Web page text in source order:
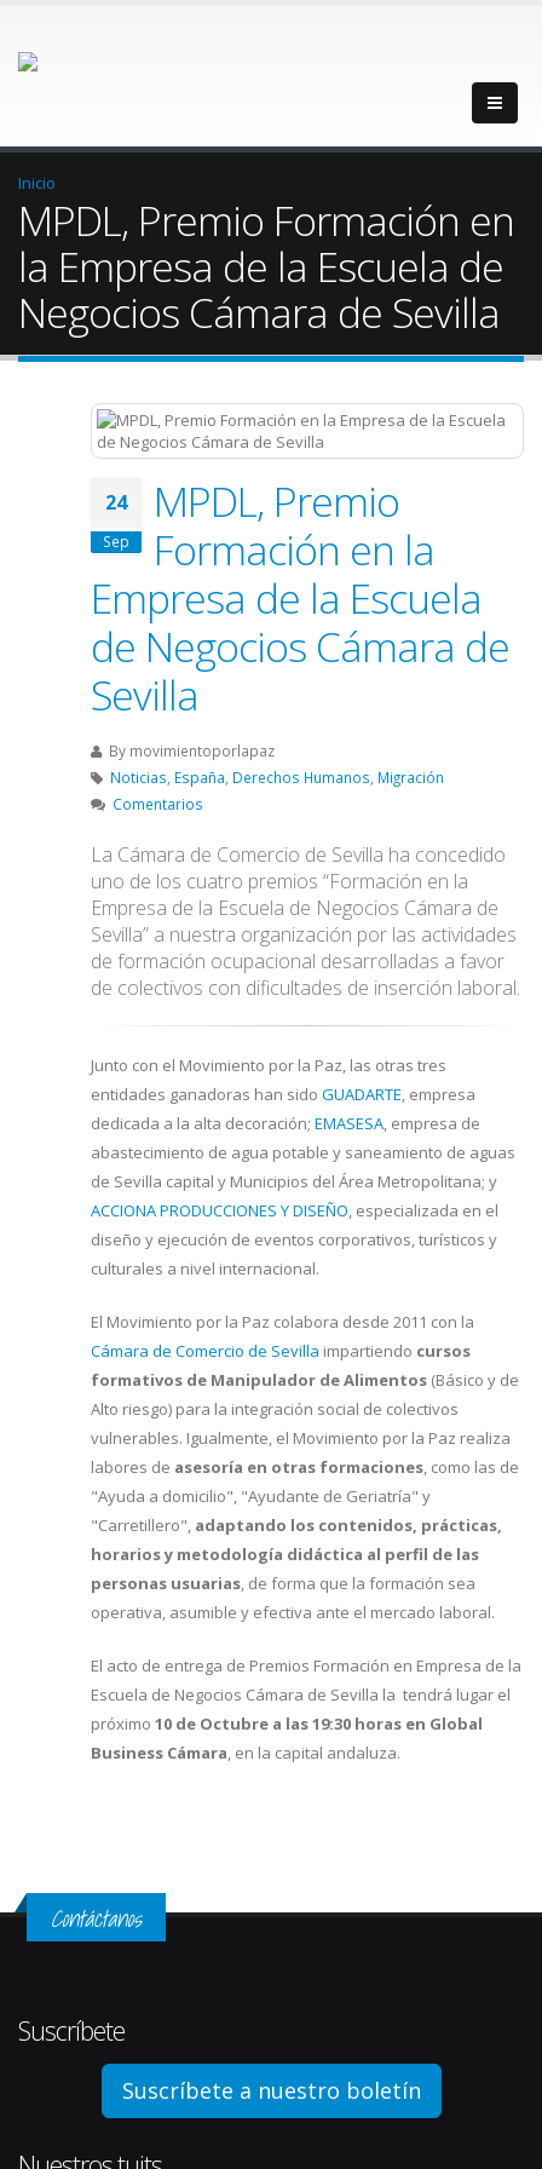
Inicio
MPDL, Premio Formación en
la Empresa de la Escuela de
Negocios Cámara de Sevilla
24
Sep
MPDL, Premio
Formación en la
Empresa de la Escuela
de Negocios Cámara de
Sevilla
By movimientoporlapaz
Noticias España Derechos Humanos Migración
Comentarios
La Cámara de Comercio de Sevilla ha concedido
uno de los cuatro premios “Formación en la
Empresa de la Escuela de Negocios Cámara de
Sevilla” a nuestra organización por las actividades
de formación ocupacional desarrolladas a favor
de colectivos con dificultades de inserción laboral.
Junto con el Movimiento por la Paz, las otras tres
entidades ganadoras han sido GUADARTE, empresa
dedicada a la alta decoración; EMASESA, empresa de
abastecimiento de agua potable y saneamiento de aguas
de Sevilla capital y Municipios del Área Metropolitana; y
ACCIONA PRODUCCIONES Y DISEÑO, especializada en el
diseño y ejecución de eventos corporativos, turísticos y
culturales a nivel internacional.
El Movimiento por la Paz colabora desde 2011 con la
Cámara de Comercio de Sevilla impartiendo cursos
formativos de Manipulador de Alimentos (Básico y de
Alto riesgo) para la integración social de colectivos
vulnerables. Igualmente, el Movimiento por la Paz realiza
labores de asesoría en otras formaciones, como las de
"Ayuda a domicilio", "Ayudante de Geriatría" y
"Carretillero", adaptando los contenidos, prácticas,
horarios y metodología didáctica al perfil de las
personas usuarias, de forma que la formación sea
operativa, asumible y efectiva ante el mercado laboral.
El acto de entrega de Premios Formación en Empresa de la
Escuela de Negocios Cámara de Sevilla la tendrá lugar el
próximo 10 de Octubre a las 19:30 horas en Global
Business Cámara, en la capital andaluza.
Contáctanos
Suscríbete
Suscríbete a nuestro boletín